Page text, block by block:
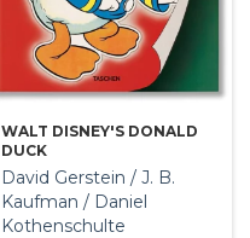
WALT DISNEY'S DONALD
DUCK
David Gerstein / J. B.
Kaufman / Daniel
Kothenschulte